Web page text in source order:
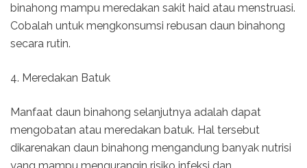
binahong mampu meredakan sakit haid atau menstruasi.
Cobalah untuk mengkonsumsi rebusan daun binahong
secara rutin.
4. Meredakan Batuk
Manfaat daun binahong selanjutnya adalah dapat
mengobatan atau meredakan batuk. Hal tersebut
dikarenakan daun binahong mengandung banyak nutrisi